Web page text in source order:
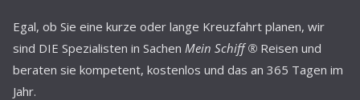
Egal, ob Sie eine kurze oder lange Kreuzfahrt planen, wir
sind DIE Spezialisten in Sachen Mein Schiff ® Reisen und
beraten sie kompetent, kostenlos und das an 365 Tagen im
Jahr.